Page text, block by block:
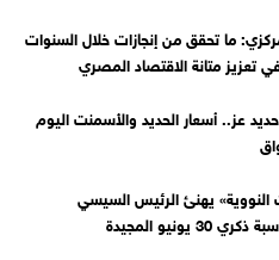
ما تحقق من إنجازات خلال السنوات
تعزيز متانة الاقتصاد المصري
عز.. أسعار الحديد والأسمنت اليوم
يهنئ الرئيس السيسي
يونيو المجيدة